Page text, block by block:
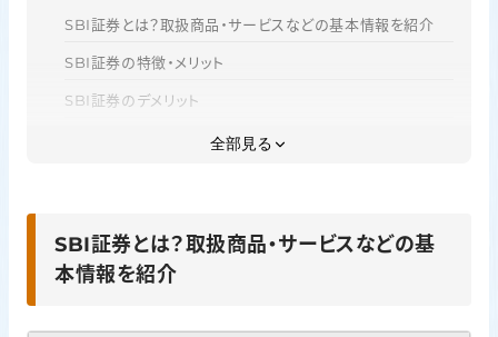
SBI証券とは？取扱商品・サービスなどの基本情報を紹介
SBI証券の特徴・メリット
SBI証券のデメリット
SBI証券の口座開設から取引開始までの流れ
SBI証券に関するよくある質問
全部見る
SBI証券とは？取扱商品・サービスなどの基
本情報を紹介